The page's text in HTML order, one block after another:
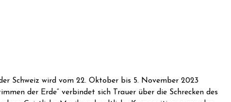
Schweiz wird vom 22. Oktober bis 5. November 2023
der Erde“ verbindet sich Trauer über die Schrecken des